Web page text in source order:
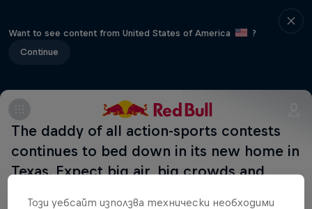
Want to see content from United States of America
?
Continue
The daddy of all action-sports contests
continues to bed down in its new home in
Texas. Expect big air, big crowds and
Този уебсайт използва технически необходими